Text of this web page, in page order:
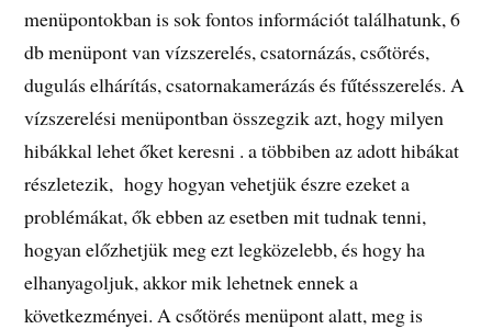
menüpontokban is sok fontos információt találhatunk, 6
db menüpont van vízszerelés, csatornázás, csőtörés,
dugulás elhárítás, csatornakamerázás és fűtésszerelés. A
vízszerelési menüpontban összegzik azt, hogy milyen
hibákkal lehet őket keresni . a többiben az adott hibákat
részletezik, hogy hogyan vehetjük észre ezeket a
problémákat, ők ebben az esetben mit tudnak tenni,
hogyan előzhetjük meg ezt legközelebb, és hogy ha
elhanyagoljuk, akkor mik lehetnek ennek a
következményei. A csőtörés menüpont alatt, meg is